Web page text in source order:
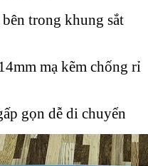
trong khung sắt
mạ kẽm chống rỉ
gọn dễ di chuyển